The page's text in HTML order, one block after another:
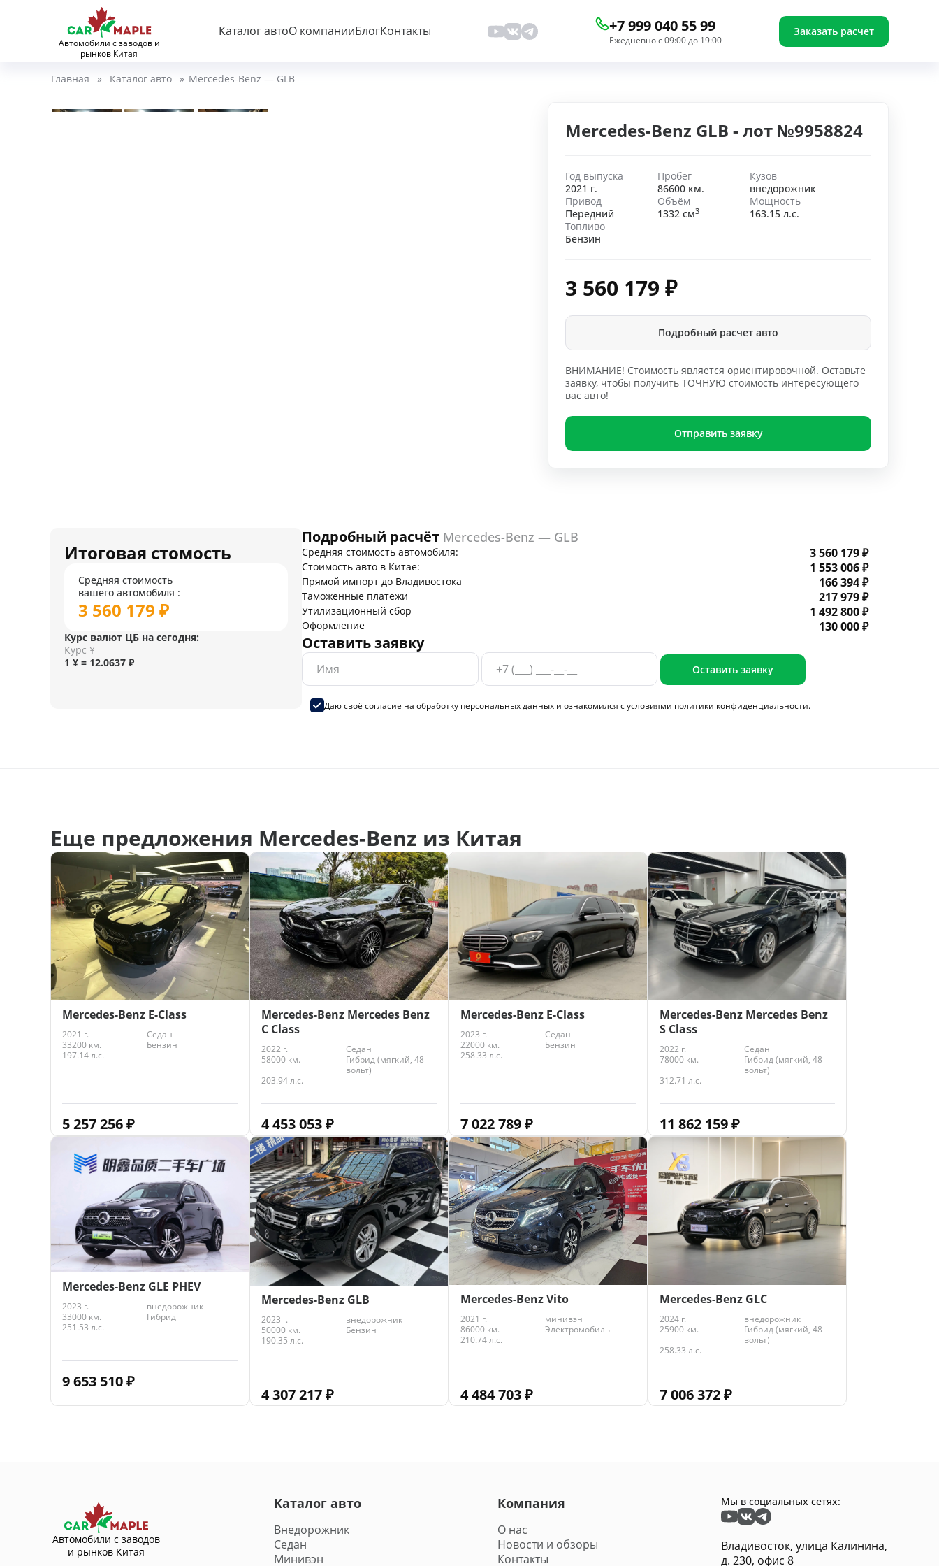
Автомобили с заводов и
рынков Китая
Каталог автоО компанииБлогКонтакты +7 999 040 55 99
Ежедневно с 09:00 до 19:00
Заказать расчет
Главная » Каталог авто » Mercedes-Benz — GLB
Mercedes-Benz GLB - лот №9958824
Год выпуска
2021 г.
Пробег
86600 км.
Кузов
внедорожник
Привод
Передний
Объём
1332 см3
Мощность
163.15 л.с.
Топливо
Бензин
3 560 179 ₽
Подробный расчет авто
ВНИМАНИЕ! Стоимость является ориентировочной. Оставьте
заявку, чтобы получить ТОЧНУЮ стоимость интересующего
вас авто!
Отправить заявку
Итоговая стомость
Средняя стоимость
вашего автомобиля :
3 560 179 ₽
Курс валют ЦБ на сегодня:
Курс ¥
1 ¥ = 12.0637 ₽
Подробный расчёт Mercedes-Benz — GLB
Средняя стоимость автомобиля: 3 560 179 ₽
Стоимость авто в Китае: 1 553 006 ₽
Прямой импорт до Владивостока 166 394 ₽
Таможенные платежи 217 979 ₽
Утилизационный сбор 1 492 800 ₽
Оформление 130 000 ₽
Оставить заявку
Оставить заявку
Даю своё согласие на обработку персональных данных и ознакомился с условиями политики конфиденциальности.
Еще предложения Mercedes-Benz из Китая
Mercedes-Benz E-Class
2021 г.
Седан
33200 км.
Бензин
197.14 л.с.
5 257 256₽
Mercedes-Benz Mercedes Benz
C Class
2022 г.
Седан
58000 км.
Гибрид (мягкий, 48
вольт)
203.94 л.с.
4 453 053₽
Mercedes-Benz E-Class
2023 г.
Седан
22000 км.
Бензин
258.33 л.с.
7 022 789₽
Mercedes-Benz Mercedes Benz
S Class
2022 г.
Седан
78000 км.
Гибрид (мягкий, 48
вольт)
312.71 л.с.
11 862 159₽
Mercedes-Benz GLE PHEV
2023 г.
внедорожник
33000 км.
Гибрид
251.53 л.с.
9 653 510₽
Mercedes-Benz GLB
2023 г.
внедорожник
50000 км.
Бензин
190.35 л.с.
4 307 217₽
Mercedes-Benz Vito
2021 г.
минивэн
86000 км.
Электромобиль
210.74 л.с.
4 484 703₽
Mercedes-Benz GLC
2024 г.
внедорожник
25900 км.
Гибрид (мягкий, 48
вольт)
258.33 л.с.
7 006 372₽
Автомобили с заводов
и рынков Китая
Каталог авто
Внедорожник
Седан
Минивэн
Компания
О нас
Новости и обзоры
Контакты
Мы в социальных сетях:
Владивосток, улица Калинина,
д. 230, офис 8